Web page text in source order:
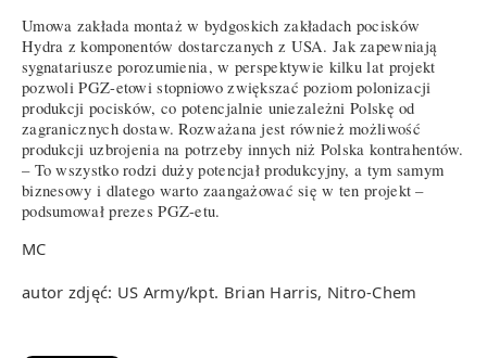
Umowa zakłada montaż w bydgoskich zakładach pocisków
Hydra z komponentów dostarczanych z USA. Jak zapewniają
sygnatariusze porozumienia, w perspektywie kilku lat projekt
pozwoli PGZ-etowi stopniowo zwiększać poziom polonizacji
produkcji pocisków, co potencjalnie uniezależni Polskę od
zagranicznych dostaw. Rozważana jest również możliwość
produkcji uzbrojenia na potrzeby innych niż Polska kontrahentów.
– To wszystko rodzi duży potencjał produkcyjny, a tym samym
biznesowy i dlatego warto zaangażować się w ten projekt –
podsumował prezes PGZ-etu.
MC
autor zdjęć: US Army/kpt. Brian Harris, Nitro-Chem